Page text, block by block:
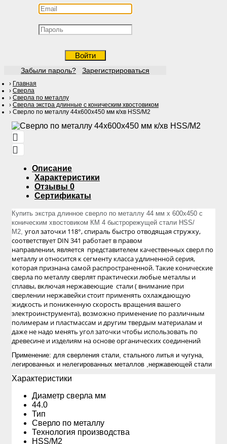
Войти
Забыли пароль? Зарегистрироваться
Главная
Сверла
Сверла по металлу
Сверла экстра длинные с коническим хвостовиком
Сверло по металлу 44х600х450 мм к/хв HSS/М2
Описание
Характеристики
Отзывы 0
Сертификаты
Купить экстра длинное сверло по металлу 44 мм х 600х450 с
коническим хвостовиком КМ 4 быстрорежущей стали HSS/
М2, угол заточки 118°, спираль быстро отводящая стружку,
соответствует DIN 341 работает в правом
направлении, является представителем качественных сверл по
металлу и относится к сегменту класса удлиненной серия,
которая признана самой распространенной. Такие конические
сверла по металлу сверлят практически любые металлы и
сплавы, включая нержавеющие стали ( внимание при
сверлении нержавейки стоит применять охлаждающую
жидкость и пониженную скорость вращения вашего
электроинструмента), возможно применение по различным
полимерам и пластмассам и другим твердым материалам и
даже не надо менять угол заточки чтобы использовать по
древесине и изделиям на основе органических соединений
Применение: для сверления стали, стального литья и чугуна,
легированных и нелегированных металлов ,нержавеющей стали
Xарактеристики
Диаметр сверла мм
44.0
Тип
Сверло по металлу
Технология производства
HSS/М2